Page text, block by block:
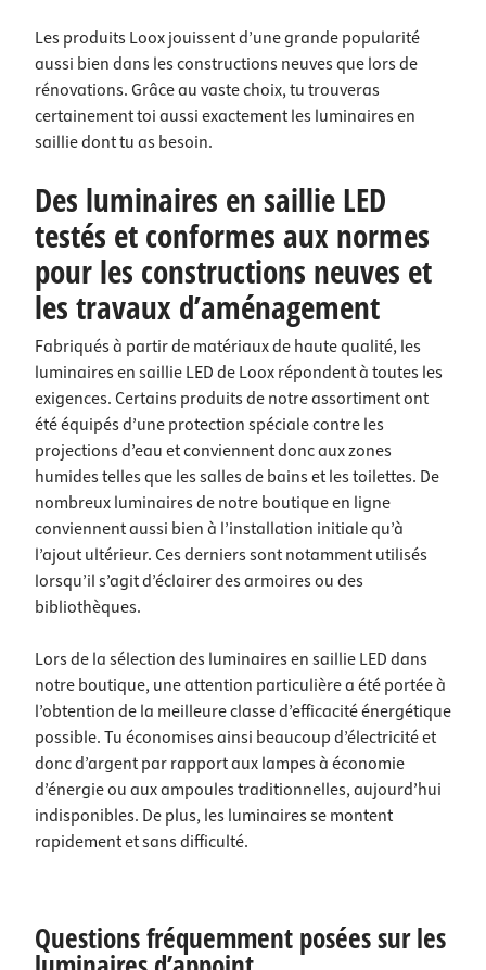
Les produits Loox jouissent d’une grande popularité
aussi bien dans les constructions neuves que lors de
rénovations. Grâce au vaste choix, tu trouveras
certainement toi aussi exactement les luminaires en
saillie dont tu as besoin.
Des luminaires en saillie LED
testés et conformes aux normes
pour les constructions neuves et
les travaux d’aménagement
Fabriqués à partir de matériaux de haute qualité, les
luminaires en saillie LED de Loox répondent à toutes les
exigences. Certains produits de notre assortiment ont
été équipés d’une protection spéciale contre les
projections d’eau et conviennent donc aux zones
humides telles que les salles de bains et les toilettes. De
nombreux luminaires de notre boutique en ligne
conviennent aussi bien à l’installation initiale qu’à
l’ajout ultérieur. Ces derniers sont notamment utilisés
lorsqu’il s’agit d’éclairer des armoires ou des
bibliothèques.
Lors de la sélection des luminaires en saillie LED dans
notre boutique, une attention particulière a été portée à
l’obtention de la meilleure classe d’efficacité énergétique
possible. Tu économises ainsi beaucoup d’électricité et
donc d’argent par rapport aux lampes à économie
d’énergie ou aux ampoules traditionnelles, aujourd’hui
indisponibles. De plus, les luminaires se montent
rapidement et sans difficulté.
Questions fréquemment posées sur les